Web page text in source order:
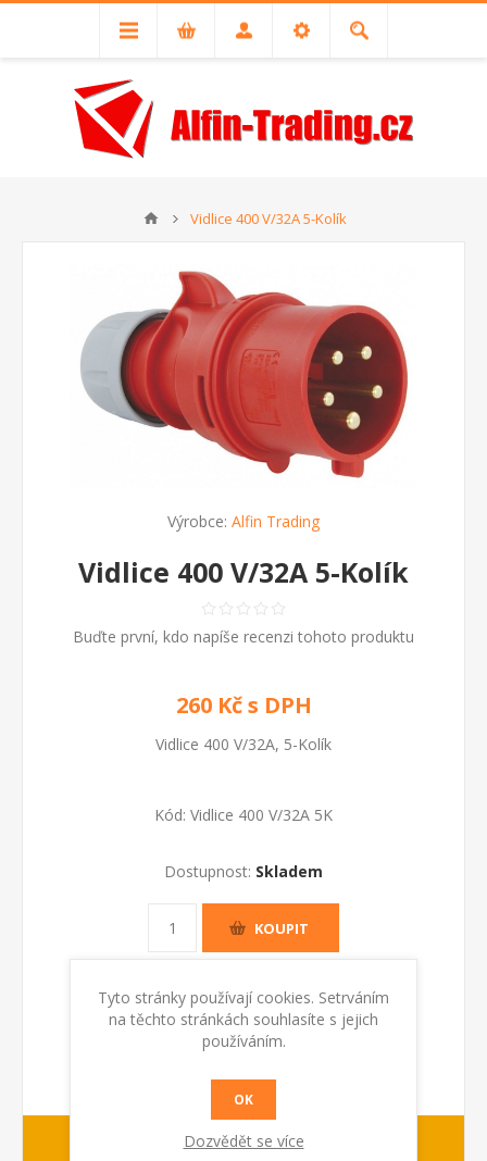
Vidlice 400 V/32A 5-Kolík
Výrobce: Alfin Trading
Vidlice 400 V/32A 5-Kolík
Buďte první, kdo napíše recenzi tohoto produktu
260 Kč s DPH
Vidlice 400 V/32A, 5-Kolík
Kód: Vidlice 400 V/32A 5K
Dostupnost: Skladem
KOUPIT
dodací lhůta :1-2 dny
Tyto stránky používají cookies. Setrváním
na těchto stránkách souhlasíte s jejich
používáním.
OK
Dozvědět se více